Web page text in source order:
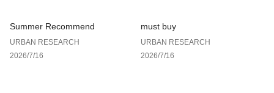
Summer Recommend
URBAN RESEARCH
2026/7/16
must buy
URBAN RESEARCH
2026/7/16